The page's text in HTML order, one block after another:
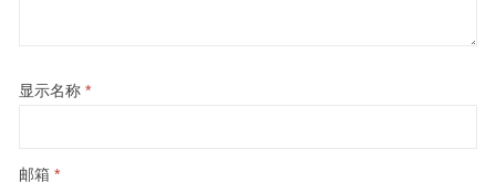
显示名称 *
邮箱 *